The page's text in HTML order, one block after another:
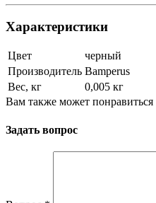
Характеристики
Цвет
черный
Производитель Bamperus
Вес, кг
0,005 кг
Вам также может понравиться
Задать вопрос